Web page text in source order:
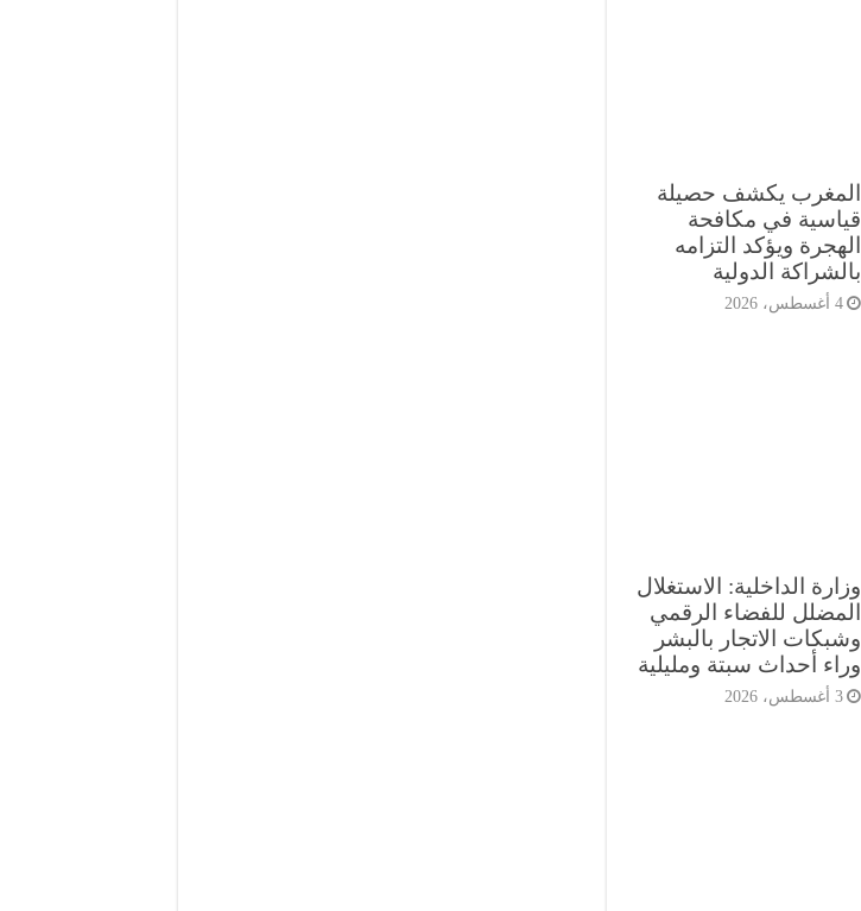
المغرب يكشف حصيلة
قياسية في مكافحة
الهجرة ويؤكد التزامه
بالشراكة الدولية
4 أغسطس، 2026
وزارة الداخلية: الاستغلال
المضلل للفضاء الرقمي
وشبكات الاتجار بالبشر
وراء أحداث سبتة ومليلية
3 أغسطس، 2026